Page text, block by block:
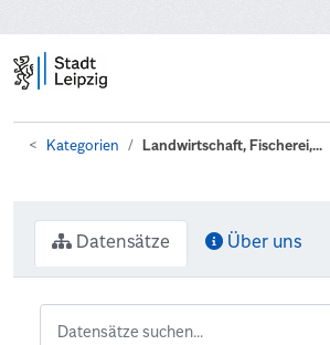
Kategorien Landwirtschaft, Fischerei,...
Datensätze Über uns